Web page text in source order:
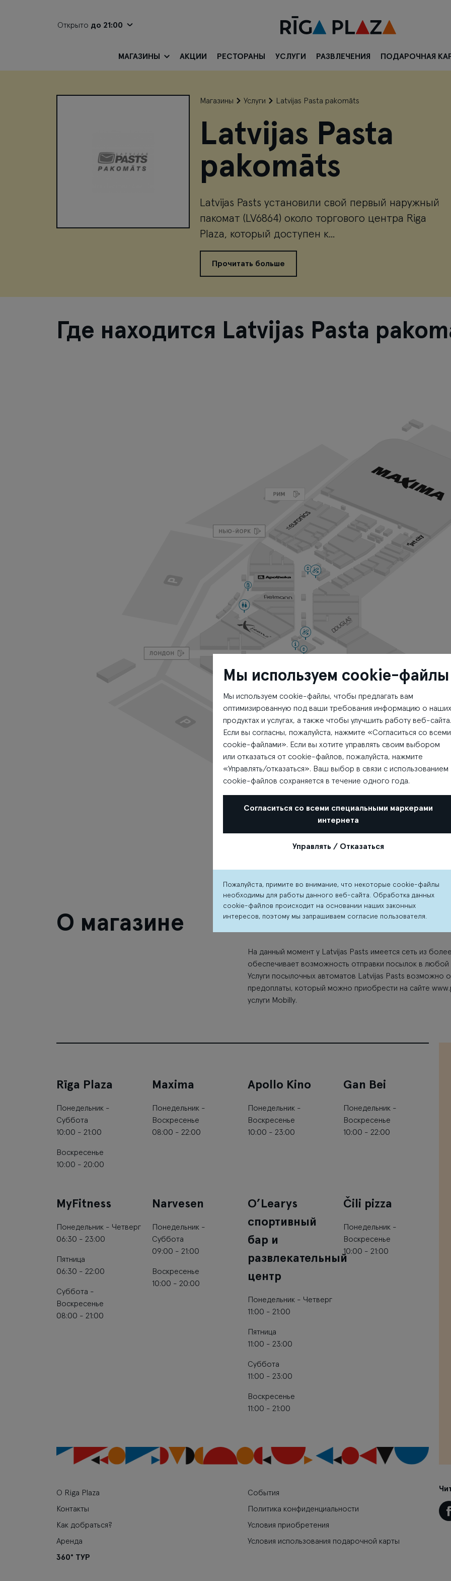
Открыто до 21:00
МАГАЗИНЫ АКЦИИ РЕСТОРАНЫ УСЛУГИ РАЗВЛЕЧЕНИЯ ПОДАРОЧНАЯ
Магазины Услуги Latvijas Pasta pakomāts
Latvijas Pasta
pakomāts
Latvijas Pasts установили свой первый наружный
пакомат (LV6864) около торгового центра Riga
Plaza, который доступен к...
Прочитать больше
Где находится Latvijas Pasta
О магазине
Latvijas Pasts установили свой первый наружный
На данный момент у Latvijas Pasts имеется сеть из
обеспечивает возможность отправки посылок в
Услуги посылочных автоматов Latvijas Pasts возможно
предоплаты, который можно приобрести на сайте
услуги Mobilly.
Rīga Plaza
Понедельник -
Суббота
10:00 - 21:00
Воскресенье
10:00 - 20:00
Maxima
Понедельник -
Воскресенье
08:00 - 22:00
Apollo Kino
Понедельник -
Воскресенье
10:00 - 23:00
Gan Bei
Понедельник -
Воскресенье
10:00 - 22:00
MyFitness
Понедельник - Четверг
06:30 - 23:00
Пятница
06:30 - 22:00
Суббота -
Воскресенье
08:00 - 21:00
Narvesen
Понедельник -
Суббота
09:00 - 21:00
Воскресенье
10:00 - 20:00
O’Learys
спортивный
бар и
развлекательный
центр
Понедельник - Четверг
11:00 - 21:00
Пятница
11:00 - 23:00
Суббота
11:00 - 23:00
Воскресенье
11:00 - 21:00
Čili pizza
Понедельник -
Воскресенье
10:00 - 21:00
О Riga Plaza
Контакты
Как добраться?
Аренда
360° ТУР
События
Политика конфиденциальности
Условия приобретения
Условия использования подарочной карты
Мы используем cookie-файлы
Мы используем cookie-файлы, чтобы предлагать вам
оптимизированную под ваши требования информацию о наших
продуктах и услугах, а также чтобы улучшить работу веб-сайта.
Если вы согласны, пожалуйста, нажмите «Согласиться со всеми
cookie-файлами». Если вы хотите управлять своим выбором
или отказаться от cookie-файлов, пожалуйста, нажмите
«Управлять/отказаться». Ваш выбор в связи с использованием
cookie-файлов сохраняется в течение одного года.
Согласиться со всеми специальными маркерами
интернета
Управлять / Отказаться
Пожалуйста, примите во внимание, что некоторые cookie-файлы
необходимы для работы данного веб-сайта. Обработка данных
cookie-файлов происходит на основании наших законных
интересов, поэтому мы запрашиваем согласие пользователя.